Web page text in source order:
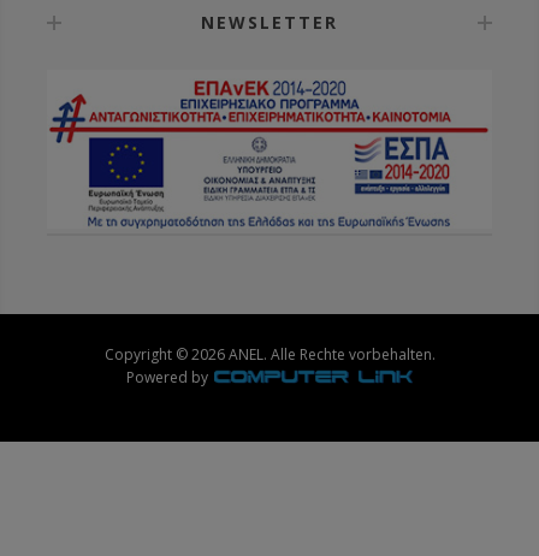
NEWSLETTER
Copyright © 2026 ANEL. Alle Rechte vorbehalten.
Powered by